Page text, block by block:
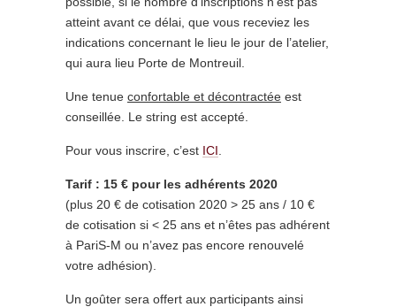
atteint avant ce délai, que vous receviez les
indications concernant le lieu le jour de l’atelier,
qui aura lieu Porte de Montreuil.
Une tenue confortable et décontractée est
conseillée. Le string est accepté.
Pour vous inscrire, c’est ICI
Tarif : 15 € pour les adhérents 2020
(plus 20 € de cotisation 2020 > 25 ans / 10 €
de cotisation si < 25 ans et n’êtes pas adhérent
à PariS-M ou n’avez pas encore renouvelé
votre adhésion).
Un goûter sera offert aux participants ainsi